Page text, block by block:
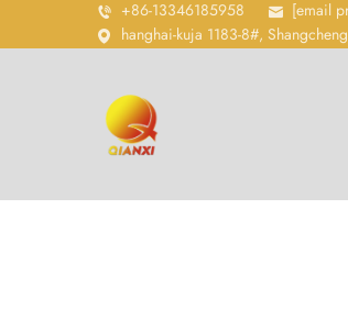
+86-13346185958
[email
hanghai-kuja 1183-8#,